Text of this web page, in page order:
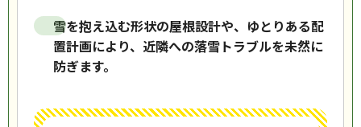
雪を抱え込む形状の屋根設計や、ゆとりある配
置計画により、近隣への落雪トラブルを未然に
防ぎます。